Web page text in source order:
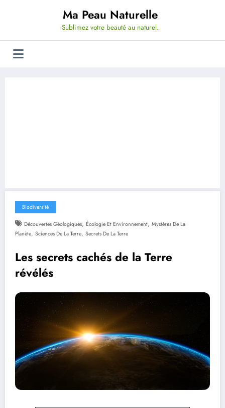
Ma Peau Naturelle
Sublimez votre beauté au naturel.
Biodiversité
Découvertes Géologiques, Écologie Et Environnement, Mystères De La
Planète, Sciences De La Terre, Secrets De La Terre
Les secrets cachés de la Terre
révélés